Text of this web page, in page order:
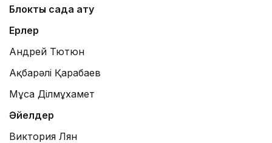
Блоктық садақ ату
Ерлер
Андрей Тютюн
Ақбарәлі Қарабаев
Мұса Ділмұхамет
Әйелдер
Виктория Лян